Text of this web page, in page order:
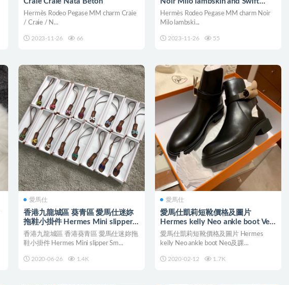
Hermès Rodeo Pegase MM charm Craie
/ Craie / N...
2023-11-26 66
calfskin
Hermès Rodeo Pegase MM charm Noir
Milo lambski...
2023-11-26 55
愛馬仕
香港九龍城區 葵青區 愛馬仕迷妳
拖鞋小掛件 Hermes Mini slipper
Small pendant
香港九龍城區 香港葵青區 愛馬仕迷妳拖
鞋小掛件 Hermes Mini slipper Sm...
2020-06-26 1.4K
愛馬仕
愛馬仕凱莉短靴價格及圖片
Hermes kelly Neo ankle boot Veo
及踝靴
愛馬仕凱莉短靴價格及圖片 Hermes
kelly Neo ankle boot Neo及踝...
2020-02-12 1.7K